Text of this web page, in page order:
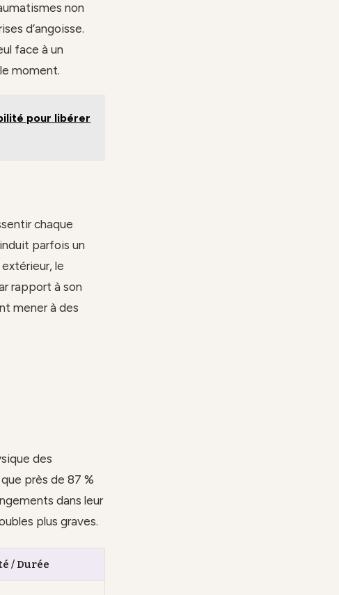
non
d’angoisse.
face à un
moment.
pour libérer
chaque
parfois un
le
rapport à son
mener à des
des
près de 87 %
dans leur
plus graves.
/ Durée